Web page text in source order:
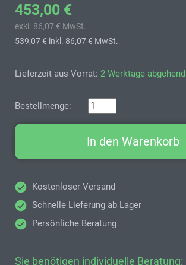
453,00 €
exkl. 86,07 € MwSt.
539,07 € inkl. 86,07 € MwSt.
Lieferzeit aus Vorrat: 2 Werktage abgehend
Bestellmenge:
In den Warenkorb
Kostenloser Versand
Schnelle Lieferung ab Lager
Persönliche Beratung
Sie benötigen individuelle Beratung: